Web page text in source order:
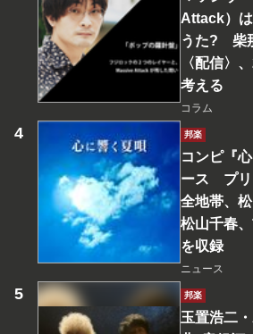
Attack）
うた? 柴
〈配信〉
考える
コラム
邦楽
コンピ『
ース プリ
全地帯、
松山千春
を収録
ニュース
邦楽
玉置浩二